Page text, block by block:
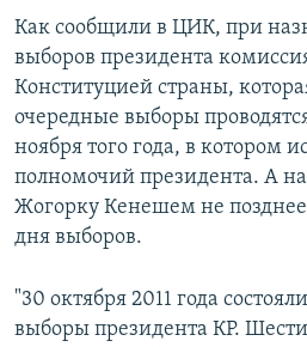
Как сообщили в ЦИК, при
выборов президента
Конституцией страны,
очередные выборы
ноября того года, в котором
полномочий президента. А
Жогорку Кенешем не
дня выборов.
"30 октября 2011 года
выборы президента КР.